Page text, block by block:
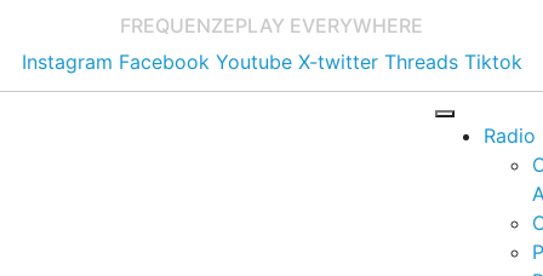
FREQUENZEPLAY EVERYWHERE
Instagram Facebook Youtube X-twitter Threads Tiktok
Radio